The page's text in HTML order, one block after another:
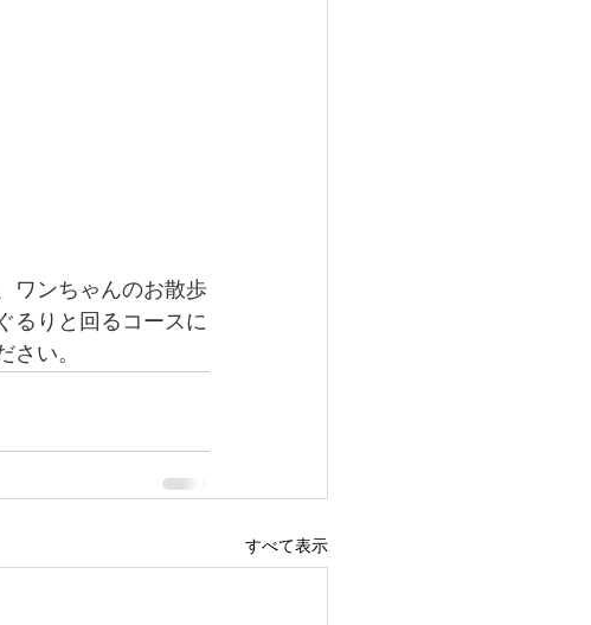
ワンちゃんのお散歩
るりと回るコースに
い。
すべて表示